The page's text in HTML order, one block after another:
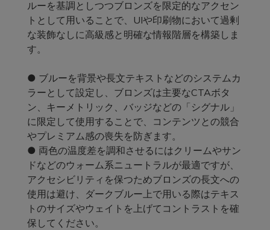
ルーを基調としつつブロンズを限定的なアクセン
トとして用いることで、UIや印刷物において過剰
な装飾なしに高級感と明確な情報階層を構築しま
す。
● ブルーを背景や長文テキストなどのシステムカ
ラーとして設定し、ブロンズは主要なCTAボタ
ン、キーメトリック、バッジなどの「シグナル」
に限定して使用することで、コンテンツとの競合
やプレミアム感の喪失を防ぎます。
● 両色の温度差を調和させるにはクリームやサン
ドなどのウォーム系ニュートラルが最適ですが、
アクセシビリティを保つためブロンズの長文への
使用は避け、ダークブルー上で用いる際はテキス
トのサイズやウェイトを上げてコントラストを確
保してください。